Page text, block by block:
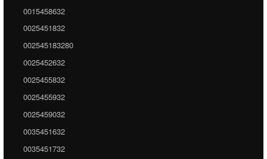
0015458632
0025451832
002545183280
0025452632
0025455832
0025455932
0025459032
0035451632
0035451732